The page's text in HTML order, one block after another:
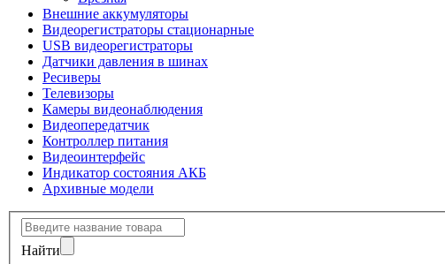
Внешние аккумуляторы
Видеорегистраторы стационарные
USB видеорегистраторы
Датчики давления в шинах
Ресиверы
Телевизоры
Камеры видеонаблюдения
Видеопередатчик
Контроллер питания
Видеоинтерфейс
Индикатор состояния АКБ
Архивные модели
Найти